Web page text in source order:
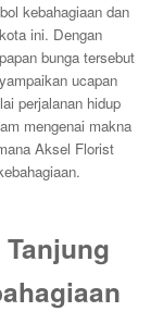
kebahagiaan dan
ini. Dengan
bunga tersebut
ucapan
perjalanan hidup
mengenai makna
Aksel Florist